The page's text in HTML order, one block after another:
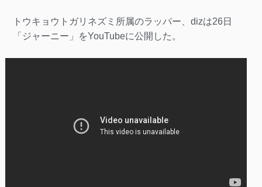
トウキョウトガリネズミ所属のラッパー、dizは26日
「ジャーニー」をYouTubeに公開した。